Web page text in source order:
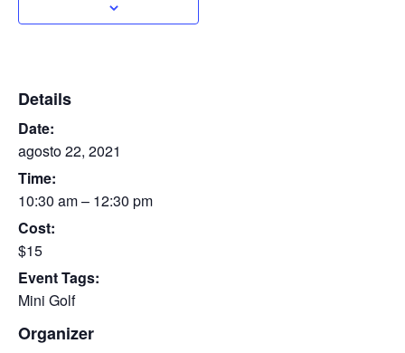
Details
Date:
agosto 22, 2021
Time:
10:30 am – 12:30 pm
Cost:
$15
Event Tags:
Mini Golf
Organizer